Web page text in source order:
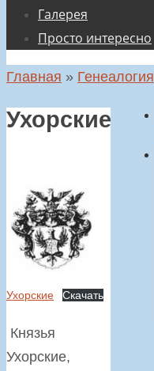
Галерея
Просто интересно
Главная » Генеалогия
Ухорские
Ухорские Скачать
Князья
Ухорские,